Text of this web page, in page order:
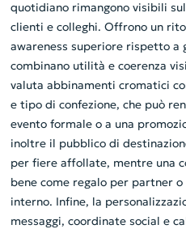
quotidiano rimangono visibili
clienti e colleghi. Offrono un
awareness superiore rispetto a
combinano utilità e coerenza
valuta abbinamenti cromatici
e tipo di confezione, che può
evento formale o a una
inoltre il pubblico di
per fiere affollate, mentre una
bene come regalo per partner
interno. Infine, la
messaggi, coordinate social e